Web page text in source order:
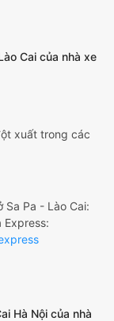
Cai của nhà xe
xuất trong các
Sa Pa - Lào Cai:
Express:
Hà Nội của nhà